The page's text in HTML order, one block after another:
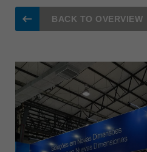
México
nederlands
Österreich
deutsch
Polska
polski
BACK TO OVERVIEW